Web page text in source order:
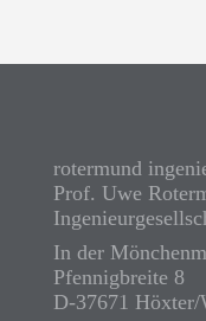
rotermund
Prof. Uwe
In der
Pfennigbreite 8
D-37671 Höxter/